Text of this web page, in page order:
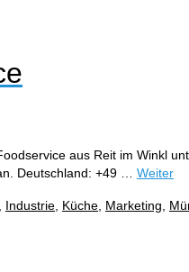
aus Reit im Winkl
Deutschland: +49 … Weiter
Industrie Küche Marketing